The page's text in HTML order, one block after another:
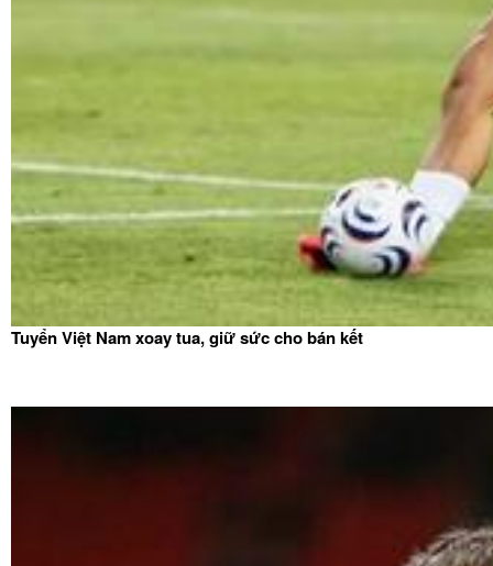
Tuyển Việt Nam xoay tua, giữ sức cho bán kết